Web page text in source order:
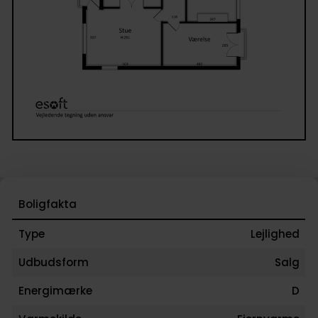
OBS: Lejligheden er udlejet og bliver derfor som
udgangspunkt overtaget med lejer.
Boligfakta
Type
Lejlighed
Udbudsform
Salg
Energimærke
D